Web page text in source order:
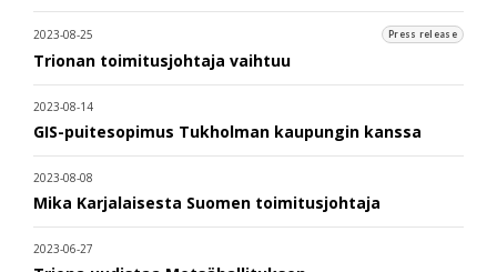
2023-08-25 Press release
Trionan toimitusjohtaja vaihtuu
2023-08-14
GIS-puitesopimus Tukholman kaupungin kanssa
2023-08-08
Mika Karjalaisesta Suomen toimitusjohtaja
2023-06-27